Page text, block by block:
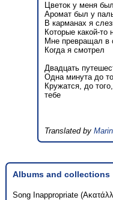
Цветок у меня
Аромат был у
В карманах я
Которые какой-то
Мне превращал в
Когда я смотрел
Двадцать
Одна минута до
Кружатся, до
тебе
Translated by
Albums and collections
Song Inappropriate